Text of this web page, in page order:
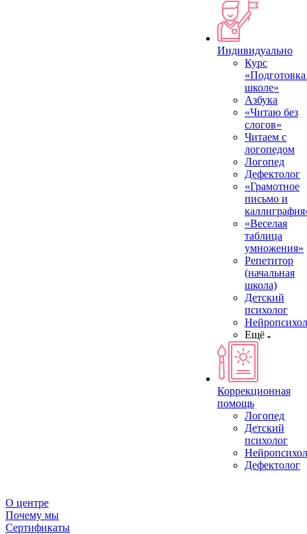
Индивидуально
Курс
школе»
Азбука
«Читаю без
слогов»
Читаем с
логопедом
Логопед
Дефектолог
«Грамотное
письмо и
«Веселая
таблица
умножения»
Репетитор
(начальная
школа)
Детский
психолог
Ещё
Коррекционная
помощь
Логопед
Детский
психолог
Дефектолог
О центре
Почему мы
Сертификаты